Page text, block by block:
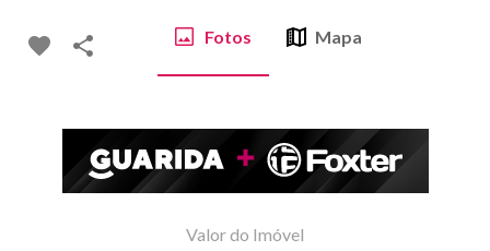
Fotos Mapa
Valor do Imóvel